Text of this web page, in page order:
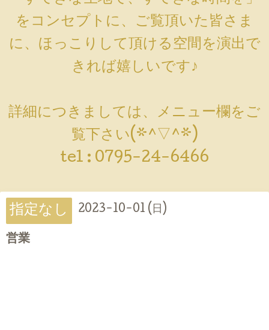
をコンセプトに、ご覧頂いた皆さま
に、ほっこりして頂ける空間を演出で
きれば嬉しいです♪
詳細につきましては、メニュー欄をご
覧下さい(*^▽^*)
tel : 0795-24-6466
指定なし 2023-10-01 (日)
営業